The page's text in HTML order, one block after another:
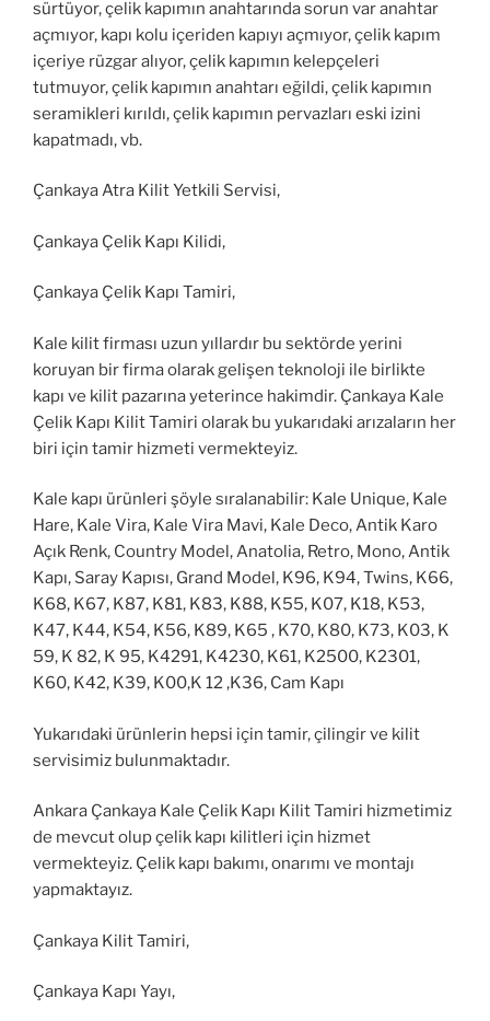
sürtüyor, çelik kapımın anahtarında sorun var anahtar
açmıyor, kapı kolu içeriden kapıyı açmıyor, çelik kapım
içeriye rüzgar alıyor, çelik kapımın kelepçeleri
tutmuyor, çelik kapımın anahtarı eğildi, çelik kapımın
seramikleri kırıldı, çelik kapımın pervazları eski izini
kapatmadı, vb.
Çankaya Atra Kilit Yetkili Servisi,
Çankaya Çelik Kapı Kilidi,
Çankaya Çelik Kapı Tamiri,
Kale kilit firması uzun yıllardır bu sektörde yerini
koruyan bir firma olarak gelişen teknoloji ile birlikte
kapı ve kilit pazarına yeterince hakimdir. Çankaya Kale
Çelik Kapı Kilit Tamiri olarak bu yukarıdaki arızaların her
biri için tamir hizmeti vermekteyiz.
Kale kapı ürünleri şöyle sıralanabilir: Kale Unique, Kale
Hare, Kale Vira, Kale Vira Mavi, Kale Deco, Antik Karo
Açık Renk, Country Model, Anatolia, Retro, Mono, Antik
Kapı, Saray Kapısı, Grand Model, K96, K94, Twins, K66,
K68, K67, K87, K81, K83, K88, K55, K07, K18, K53,
K47, K44, K54, K56, K89, K65 , K70, K80, K73, K03, K
59, K 82, K 95, K4291, K4230, K61, K2500, K2301,
K60, K42, K39, K00,K 12 ,K36, Cam Kapı
Yukarıdaki ürünlerin hepsi için tamir, çilingir ve kilit
servisimiz bulunmaktadır.
Ankara Çankaya Kale Çelik Kapı Kilit Tamiri hizmetimiz
de mevcut olup çelik kapı kilitleri için hizmet
vermekteyiz. Çelik kapı bakımı, onarımı ve montajı
yapmaktayız.
Çankaya Kilit Tamiri,
Çankaya Kapı Yayı,